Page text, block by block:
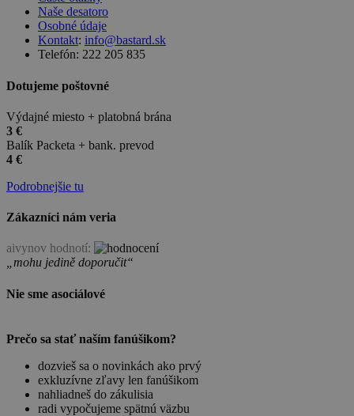
Naše desatoro
Osobné údaje
Kontakt: info@bastard.sk
Telefón: 222 205 835
Dotujeme poštovné
Výdajné miesto + platobná brána
3 €
Balík Packeta + bank. prevod
4 €
Podrobnejšie tu
Zákazníci nám veria
aivynov hodnotí:
„mohu jedině doporučit“
Nie sme asociálové
Prečo sa stať naším fanúšikom?
dozvieš sa o novinkách ako prvý
exkluzívne zľavy len fanúšikom
nahliadneš do zákulisia
radi vypočujeme spätnú väzbu